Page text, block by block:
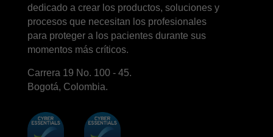
dedicado a crear los productos, soluciones y
procesos que necesitan los profesionales
para proteger a los pacientes durante sus
momentos más críticos.
Carrera 19 No. 100 - 45.
Bogotá, Colombia.